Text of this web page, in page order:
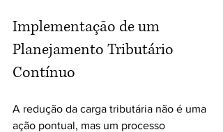
Implementação de um
Planejamento Tributário
Contínuo
A redução da carga tributária não é uma
ação pontual, mas um processo